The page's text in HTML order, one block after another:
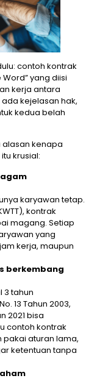
contoh kontrak
yang diisi
kerja antara
kejelasan hak,
kedua belah
alasan kenapa
krusial:
karyawan tetap.
kontrak
magang. Setiap
yang
kerja, maupun
berkembang
3 tahun
13 Tahun 2003,
2021 bisa
contoh kontrak
pakai aturan lama,
ketentuan tanpa